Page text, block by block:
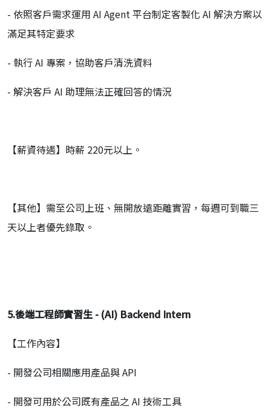
- 依照客戶需求運用 AI Agent 平台制定客製化 AI 解決方案以
滿足其特定要求
- 執行 AI 專案，協助客戶清洗資料
- 解決客戶 AI 助理無法正確回答的情況
【薪資待遇】時薪 220元以上。
【其他】需至公司上班、無開放遠距離實習，每週可到職三
天以上者優先錄取。
5.後端工程師實習生 - (AI) Backend Intern
【工作內容】
- 開發公司相關應用產品與 API
- 開發可用於公司既有產品之 AI 技術工具